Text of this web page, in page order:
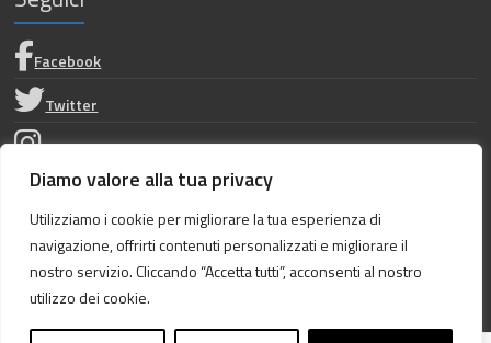
Diamo valore alla tua privacy
Utilizziamo i cookie per migliorare la tua esperienza di
navigazione, offrirti contenuti personalizzati e migliorare il
nostro servizio. Cliccando “Accetta tutti”, acconsenti al nostro
utilizzo dei cookie.
Facebook
Twitter
Instagram
Dichiarazione di accessibilità